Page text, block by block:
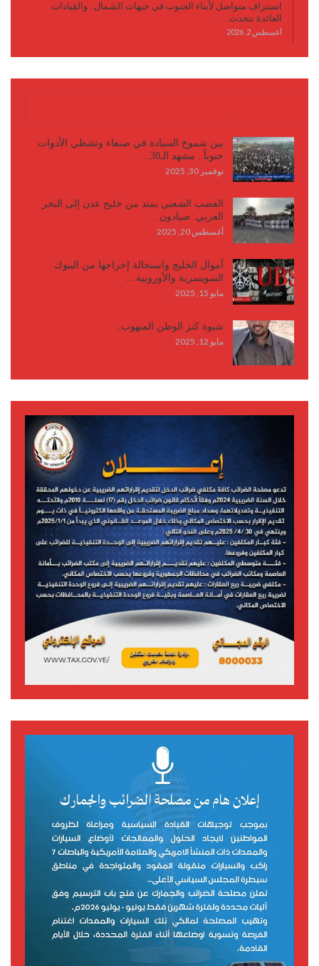
استنزاف متواصل لأبناء الجنوب في جبهات الشمال.. والقيادات
العائدة تتحدث…
أغسطس 2, 2026
بين شموخ السيادة في صنعاء وتشظي الأدوات
جنوباً.. مشهد الـ30…
نوفمبر 30, 2025
الغضب الشعبي يمتد من خليج عدن إلى البحر
العربي: صيادون…
أغسطس 20, 2025
أموال الخليج واستحالة إخراجها من البنوك
السويسرية والأوروبية…
مايو 15, 2025
شبوة كنز الوطن المنهوب..
مايو 12, 2025